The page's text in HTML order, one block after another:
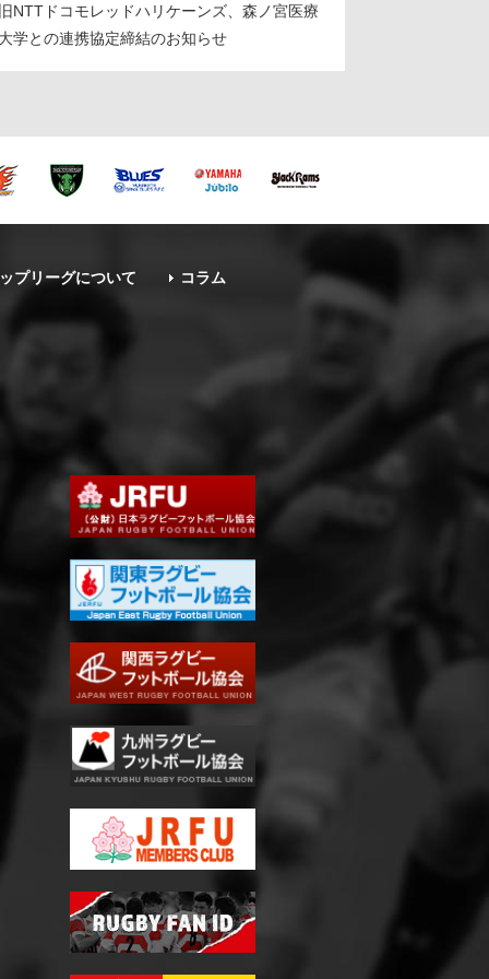
NTTドコモレッドハリケーンズ、森ノ宮医療
学との連携協定締結のお知らせ
プリーグについて コラム